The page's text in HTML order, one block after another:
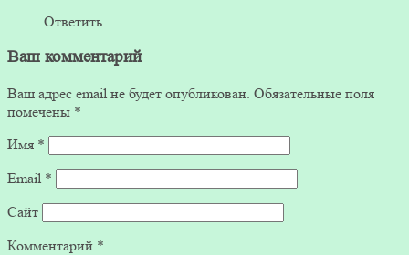
Ответить
Ваш комментарий
Ваш адрес email не будет опубликован. Обязательные поля
помечены *
Имя *
Email *
Сайт
Комментарий *